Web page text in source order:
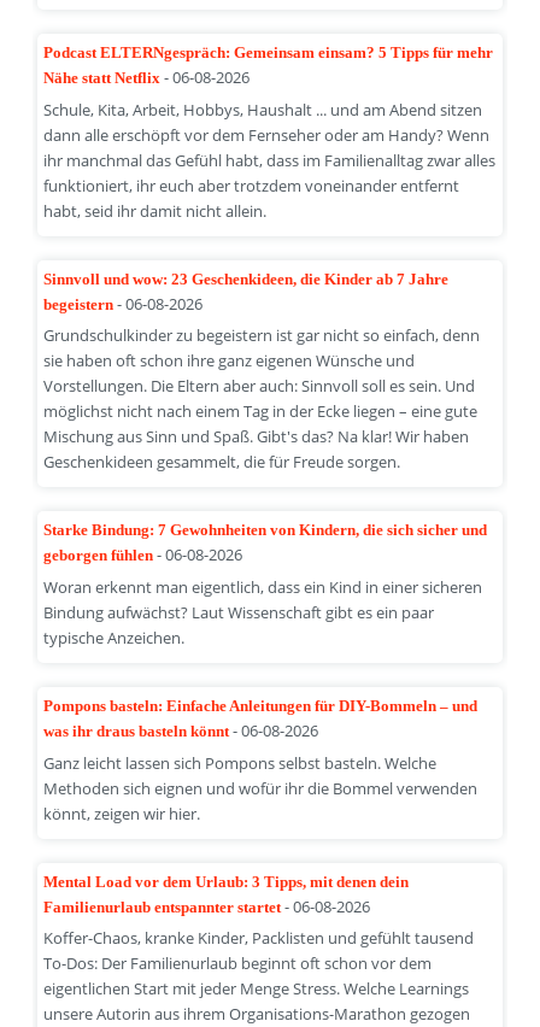
Podcast ELTERNgespräch: Gemeinsam einsam? 5 Tipps für mehr
Nähe statt Netflix - 06-08-2026
Schule, Kita, Arbeit, Hobbys, Haushalt ... und am Abend sitzen
dann alle erschöpft vor dem Fernseher oder am Handy? Wenn
ihr manchmal das Gefühl habt, dass im Familienalltag zwar alles
funktioniert, ihr euch aber trotzdem voneinander entfernt
habt, seid ihr damit nicht allein.
Sinnvoll und wow: 23 Geschenkideen, die Kinder ab 7 Jahre
begeistern - 06-08-2026
Grundschulkinder zu begeistern ist gar nicht so einfach, denn
sie haben oft schon ihre ganz eigenen Wünsche und
Vorstellungen. Die Eltern aber auch: Sinnvoll soll es sein. Und
möglichst nicht nach einem Tag in der Ecke liegen – eine gute
Mischung aus Sinn und Spaß. Gibt's das? Na klar! Wir haben
Geschenkideen gesammelt, die für Freude sorgen.
Starke Bindung: 7 Gewohnheiten von Kindern, die sich sicher und
geborgen fühlen - 06-08-2026
Woran erkennt man eigentlich, dass ein Kind in einer sicheren
Bindung aufwächst? Laut Wissenschaft gibt es ein paar
typische Anzeichen.
Pompons basteln: Einfache Anleitungen für DIY-Bommeln – und
was ihr draus basteln könnt - 06-08-2026
Ganz leicht lassen sich Pompons selbst basteln. Welche
Methoden sich eignen und wofür ihr die Bommel verwenden
könnt, zeigen wir hier.
Mental Load vor dem Urlaub: 3 Tipps, mit denen dein
Familienurlaub entspannter startet - 06-08-2026
Koffer-Chaos, kranke Kinder, Packlisten und gefühlt tausend
To-Dos: Der Familienurlaub beginnt oft schon vor dem
eigentlichen Start mit jeder Menge Stress. Welche Learnings
unsere Autorin aus ihrem Organisations-Marathon gezogen